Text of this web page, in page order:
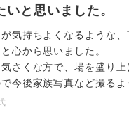
と思いました。
気持ちよくなるような
心から思いました。
さくな方で、場を盛り
今後家族写真など撮る